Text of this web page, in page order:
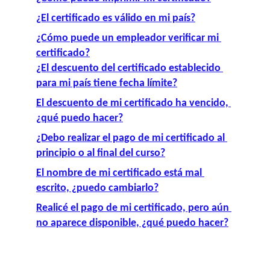
¿El certificado es válido en mi país?
¿Cómo puede un empleador verificar mi
certificado?
¿El descuento del certificado establecido
para mi país tiene fecha límite?
El descuento de mi certificado ha vencido,
¿qué puedo hacer?
¿Debo realizar el pago de mi certificado al
principio o al final del curso?
El nombre de mi certificado está mal
escrito, ¿puedo cambiarlo?
Realicé el pago de mi certificado, pero aún
no aparece disponible, ¿qué puedo hacer?